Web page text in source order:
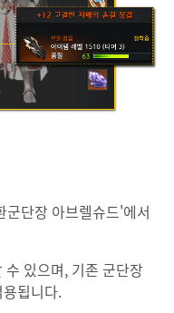
단장 아브렐슈드'에서
있으며, 기존 군단장
됩니다.